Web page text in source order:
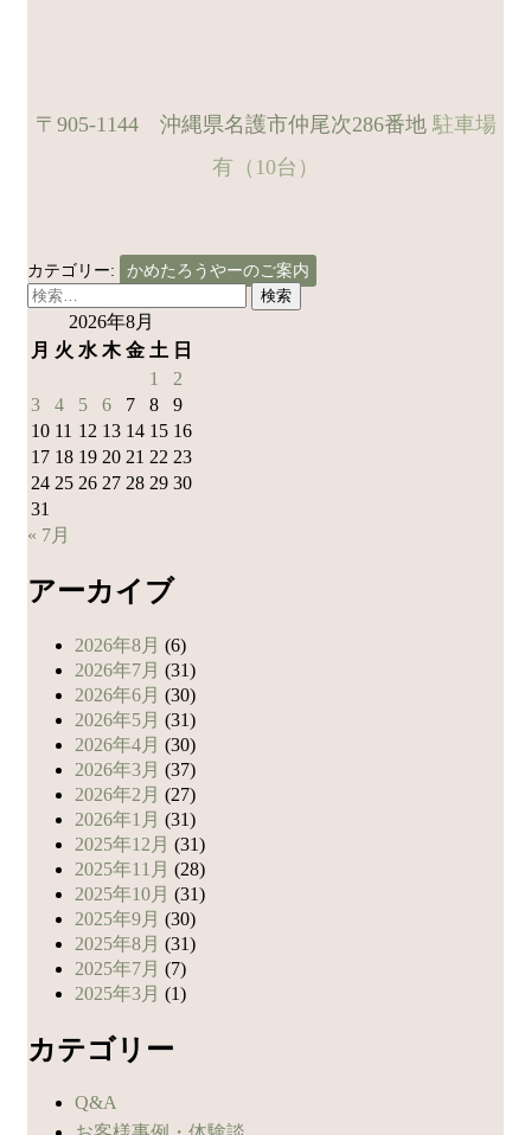
〒905-1144 沖縄県名護市仲尾次286番地駐車場
有（10台）
カテゴリー: かめたろうやーのご案内
検
2026年8月
月 火 水 木 金 土 日
1
2
3
4 5 6 7 8
9
10 11 12 13 14 15 16
17 18 19 20 21 22 23
24 25 26 27 28 29 30
31
« 7月
アーカイブ
2026年8月 (6)
2026年7月 (31)
2026年6月 (30)
2026年5月 (31)
2026年4月 (30)
2026年3月 (37)
2026年2月 (27)
2026年1月 (31)
2025年12月 (31)
2025年11月 (28)
2025年10月 (31)
2025年9月 (30)
2025年8月 (31)
2025年7月 (7)
2025年3月 (1)
カテゴリー
Q&A